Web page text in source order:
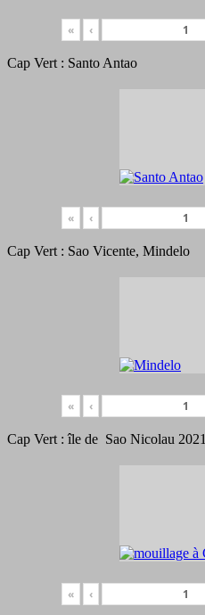
« ‹
Cap Vert : Santo Antao
« ‹
Cap Vert : Sao Vicente, Mindelo
« ‹
Cap Vert : île de Sao Nicolau 2021
« ‹